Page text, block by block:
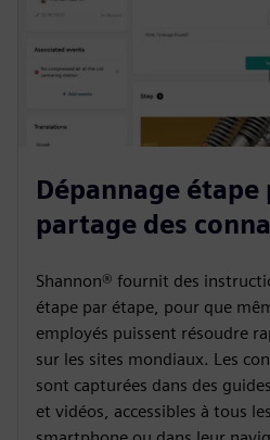
Dépannage
partage des
Shannon® fournit des
étape par étape, pour que
employés puissent résoudre
sur les sites mondiaux. Les
sont capturées dans des
et vidéos, accessibles à tous